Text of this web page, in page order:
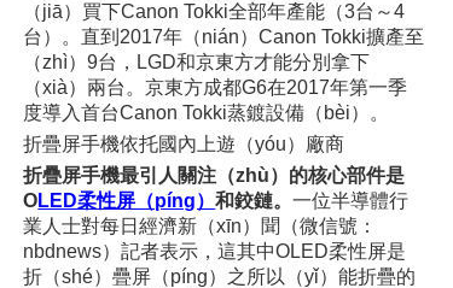
（jiā）買下Canon Tokki全部年產能 （3台～4
台） 。直到2017年（nián）Canon Tokki擴產至
（zhì）9台，LGD和京東方才能分別拿下
（xià）兩台。京東方成都G6在2017年第一季
度導入首台Canon Tokki蒸鍍設備（bèi）。
折疊屏手機依托國內上遊（yóu）廠商
折疊屏手機最引人關注（zhù）的核心部件是
OLED柔性屏（píng）和鉸鏈。一位半導體行
業人士對每日經濟新（xīn）聞
（微信號：
nbdnews）記者表示，這其中OLED柔性屏是
折（shé）疊屏（píng）之所以（yǐ）能折疊的